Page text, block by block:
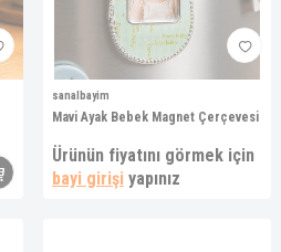
sanalbayim
Mavi Ayak Bebek Magnet Çerçevesi
Ürünün fiyatını görmek için
bayi girişi yapınız